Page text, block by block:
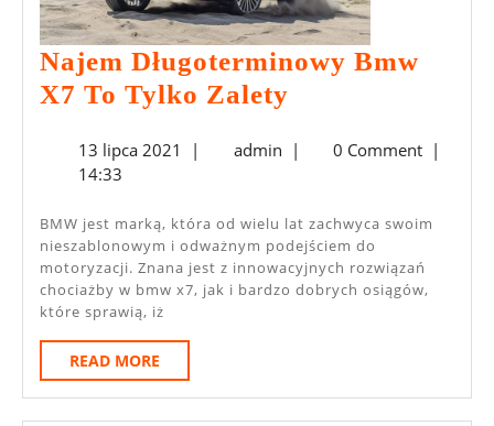
Najem Długoterminowy Bmw
X7 To Tylko Zalety
Bmw
To
Tylko
Zalety
13 lipca 2021 13| adminadmin
| 0 Comment |
14:33
BMW jest marką, która od wielu lat zachwyca swoim
nieszablonowym i odważnym podejściem do
motoryzacji. Znana jest z innowacyjnych rozwiązań
chociażby w bmw x7, jak i bardzo dobrych osiągów,
które sprawią, iż
READ MORE
MORE